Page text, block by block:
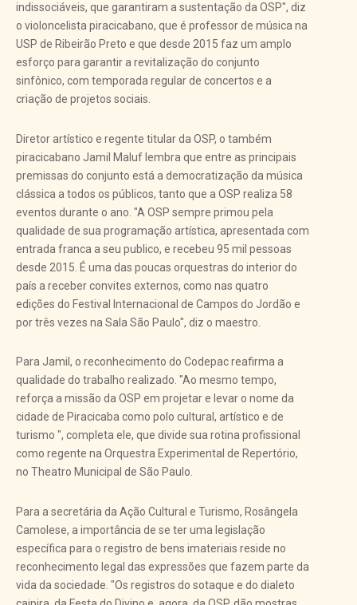
indissociáveis, que garantiram a sustentação da OSP", diz
o violoncelista piracicabano, que é professor de música na
USP de Ribeirão Preto e que desde 2015 faz um amplo
esforço para garantir a revitalização do conjunto
sinfônico, com temporada regular de concertos e a
criação de projetos sociais.
Diretor artístico e regente titular da OSP, o também
piracicabano Jamil Maluf lembra que entre as principais
premissas do conjunto está a democratização da música
clássica a todos os públicos, tanto que a OSP realiza 58
eventos durante o ano. "A OSP sempre primou pela
qualidade de sua programação artística, apresentada com
entrada franca a seu publico, e recebeu 95 mil pessoas
desde 2015. É uma das poucas orquestras do interior do
país a receber convites externos, como nas quatro
edições do Festival Internacional de Campos do Jordão e
por três vezes na Sala São Paulo", diz o maestro.
Para Jamil, o reconhecimento do Codepac reafirma a
qualidade do trabalho realizado. "Ao mesmo tempo,
reforça a missão da OSP em projetar e levar o nome da
cidade de Piracicaba como polo cultural, artístico e de
turismo ", completa ele, que divide sua rotina profissional
como regente na Orquestra Experimental de Repertório,
no Theatro Municipal de São Paulo.
Para a secretária da Ação Cultural e Turismo, Rosângela
Camolese, a importância de se ter uma legislação
específica para o registro de bens imateriais reside no
reconhecimento legal das expressões que fazem parte da
vida da sociedade. "Os registros do sotaque e do dialeto